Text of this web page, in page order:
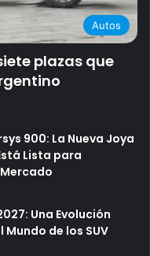
Autos
plazas que
900: La Nueva Joya
Lista para
Una Evolución
de los SUV